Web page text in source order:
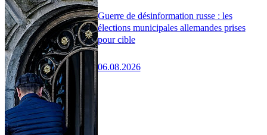
Guerre de désinformation russe : les
élections municipales allemandes prises
pour cible
06.08.2026